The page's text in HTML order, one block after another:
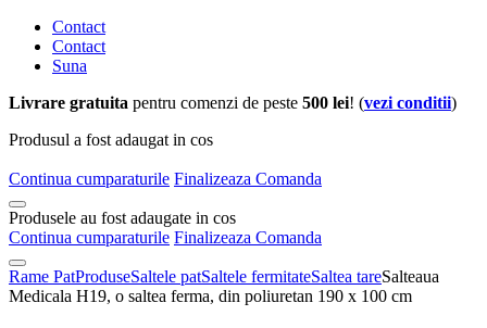
Contact
Contact
Suna
Livrare gratuita pentru comenzi de peste 500 lei! (vezi conditii)
Produsul a fost adaugat in cos
Continua cumparaturile Finalizeaza Comanda
Produsele au fost adaugate in cos
Continua cumparaturile Finalizeaza Comanda
Rame PatProduseSaltele patSaltele fermitateSaltea tareSalteaua
Medicala H19, o saltea ferma, din poliuretan 190 x 100 cm